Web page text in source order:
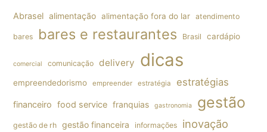
Abrasel alimentação alimentação fora do lar atendimento
bares bares e restaurantes Brasil cardápio
comercial comunicação delivery dicas
empreendedorismo empreender estratégia estratégias
financeiro food service franquias gastronomia gestão
gestão de rh gestão financeira informações inovação